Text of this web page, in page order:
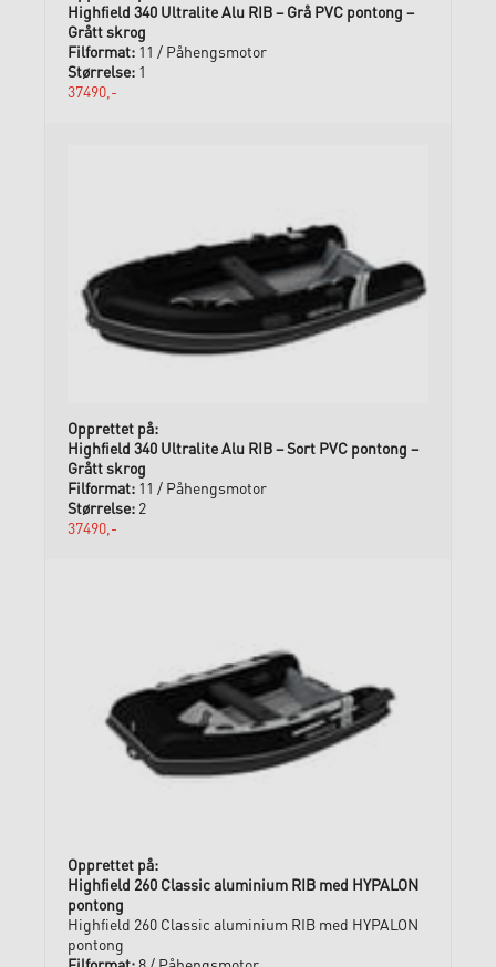
Highfield 340 Ultralite Alu RIB – Grå PVC pontong –
Grått skrog
11 / Påhengsmotor
1
37490,-
Highfield 340 Ultralite Alu RIB – Sort PVC pontong –
Grått skrog
11 / Påhengsmotor
2
37490,-
Highfield 260 Classic aluminium RIB med HYPALON
pontong
Highfield 260 Classic aluminium RIB med HYPALON
pontong